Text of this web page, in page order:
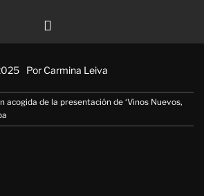
Por Carmina Leiva
acogida de la presentación de ‘Vinos Nuevos,